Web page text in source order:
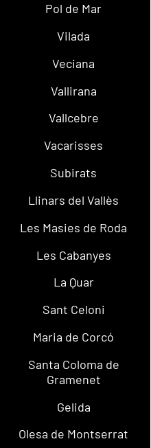
Pol de Mar
Vilada
Veciana
Vallirana
Vallcebre
Vacarisses
Subirats
Llinars del Vallès
Les Masies de Roda
Les Cabanyes
La Quar
Sant Celoni
Maria de Corcó
Santa Coloma de
Gramenet
Gelida
Olesa de Montserrat